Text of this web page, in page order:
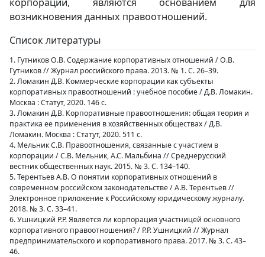
возникновения данных правоотношений.
Список литературы
1. Гутников О.В. Содержание корпоративных отношений / О.В.
Гутников // Журнал российского права. 2013. № 1. С. 26–39.
2. Ломакин Д.В. Коммерческие корпорации как субъекты
корпоративных правоотношений : учебное пособие / Д.В. Ломакин.
Москва : Статут, 2020. 146 с.
3. Ломакин Д.В. Корпоративные правоотношения: общая теория и
практика ее применения в хозяйственных обществах / Д.В.
Ломакин. Москва : Статут, 2020. 511 с.
4. Мельник С.В. Правоотношения, связанные с участием в
корпорации / С.В. Мельник, А.С. Мальбина // Среднерусский
вестник общественных наук. 2015. № 3. С. 134–140.
5. Терентьев А.В. О понятии корпоративных отношений в
современном российском законодательстве / А.В. Терентьев //
Электронное приложение к Российскому юридическому журналу.
2018. № 3. С. 33–41.
6. Ушницкий Р.Р. Является ли корпорация участницей основного
корпоративного правоотношения? / Р.Р. Ушницкий // Журнал
предпринимательского и корпоративного права. 2017. № 3. С. 43–
46.